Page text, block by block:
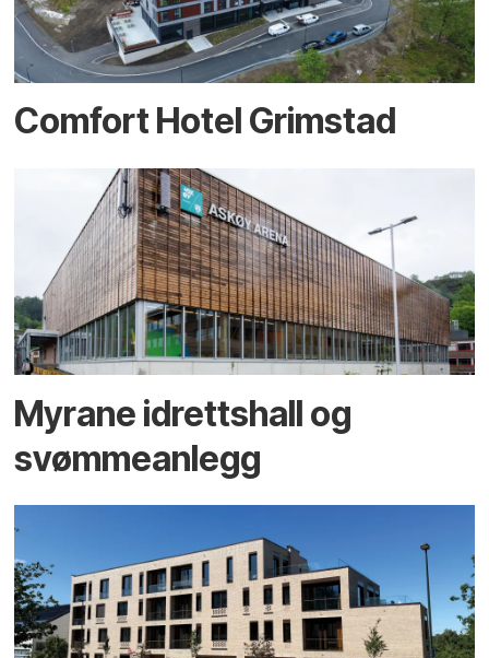
Comfort Hotel Grimstad
Myrane idrettshall og
svømmeanlegg